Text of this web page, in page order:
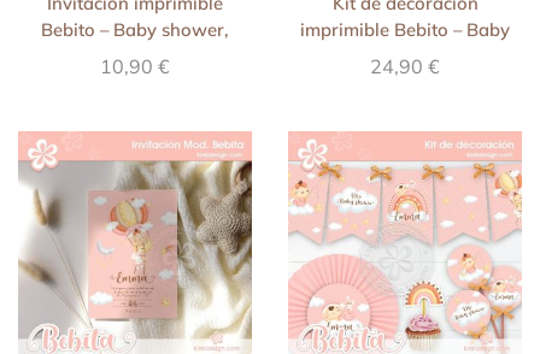
Bebito – Baby shower,
nacimiento y primer
cumpleaños (nene)
10,90 €
imprimible Bebito – Baby
shower, nacimiento y
primer cumpleaños
24,90 €